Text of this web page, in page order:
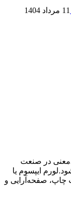
11 مرداد 1404
در صنعت
ایپسوم یا
چاپ، صفحه‌آرایی و